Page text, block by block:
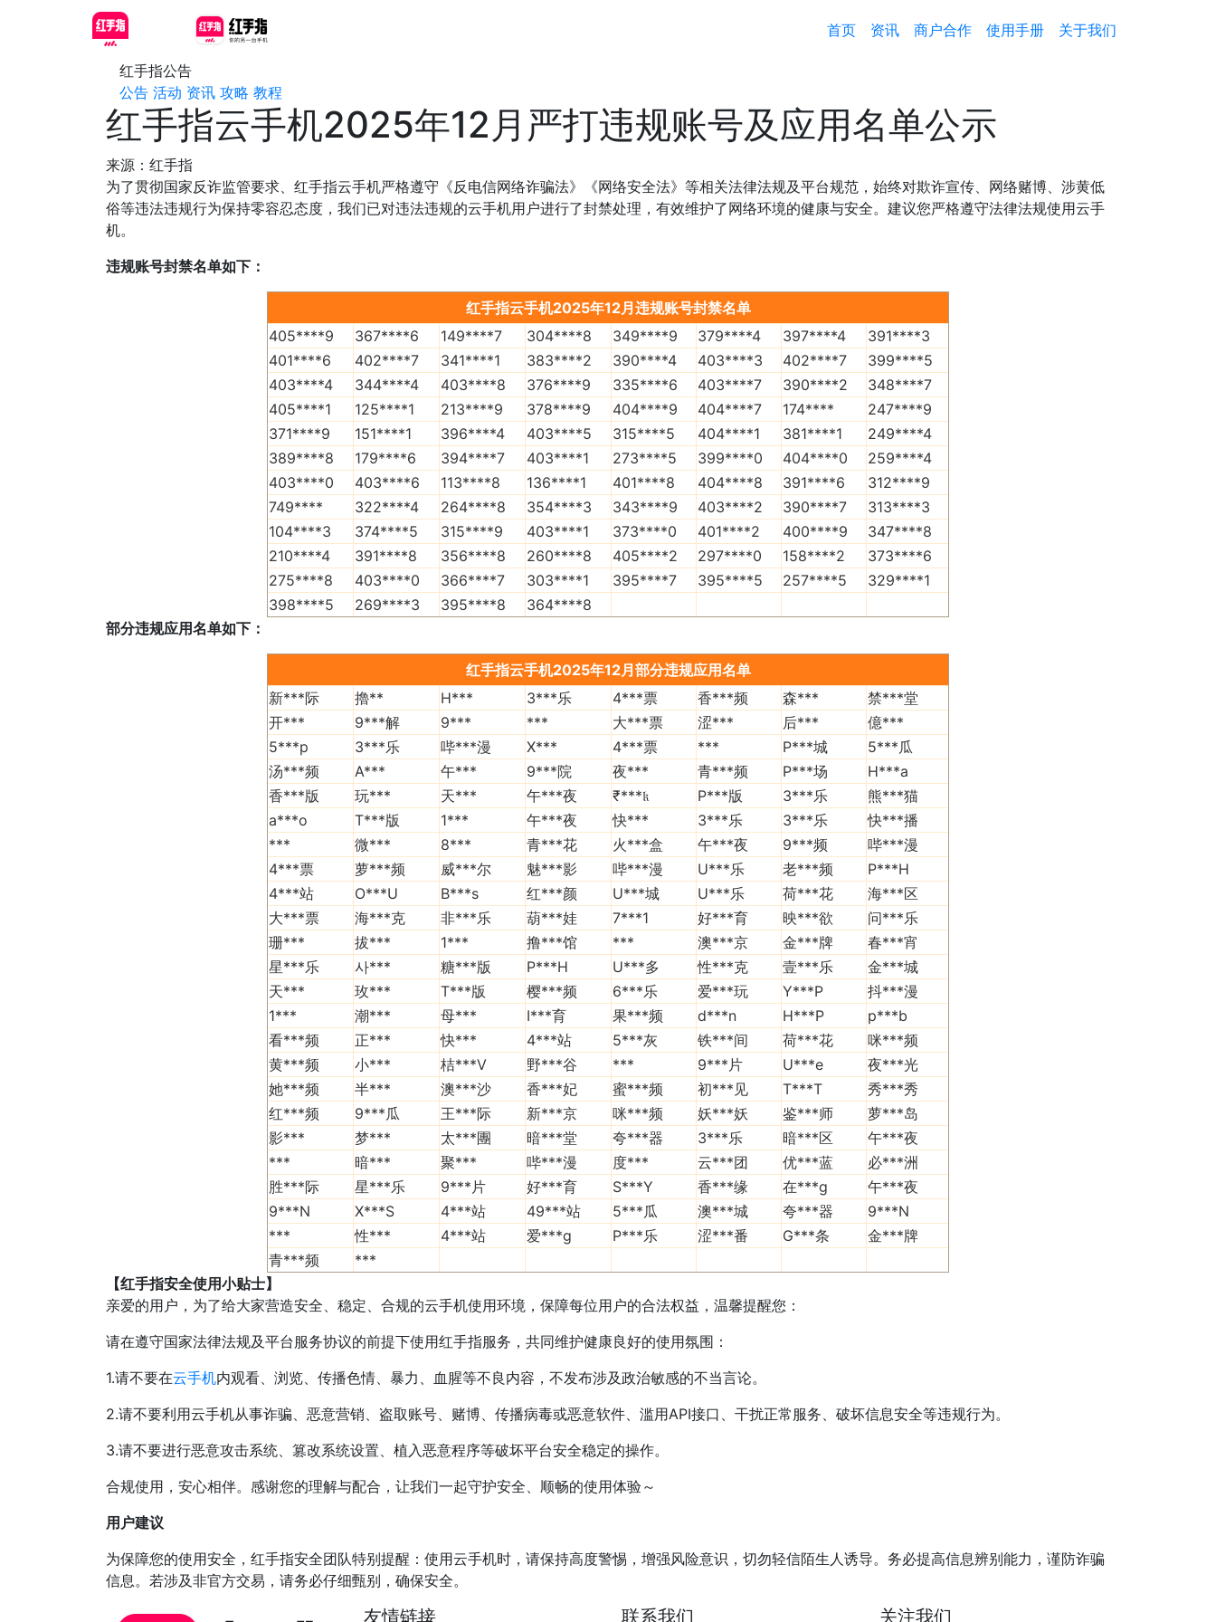
首页 资讯 商户合作 使用手册 关于我们
红手指公告
公告 活动 资讯 攻略 教程
红手指云手机2025年12月严打违规账号及应用名单公示
来源：红手指
为了贯彻国家反诈监管要求、红手指云手机严格遵守《反电信网络诈骗法》《网络安全法》等相关法律法规及平台规范，始终对欺诈宣传、网络赌博、涉黄低
俗等违法违规行为保持零容忍态度，我们已对违法违规的云手机用户进行了封禁处理，有效维护了网络环境的健康与安全。建议您严格遵守法律法规使用云手
机。
违规账号封禁名单如下：
红手指云手机2025年12月违规账号封禁名单
405****9
367****6 149****7 304****8 349****9 379****4 397****4
391****3
401****6
402****7 341****1 383****2 390****4 403****3 402****7
399****5
403****4
344****4 403****8 376****9 335****6 403****7 390****2
348****7
405****1
125****1 213****9 378****9 404****9 404****7 174****
247****9
371****9
151****1 396****4 403****5 315****5 404****1 381****1
249****4
389****8
179****6 394****7 403****1 273****5 399****0 404****0
259****4
403****0
403****6 113****8 136****1 401****8 404****8 391****6
312****9
749****
322****4 264****8 354****3 343****9 403****2 390****7
313****3
104****3
374****5 315****9 403****1 373****0 401****2 400****9
347****8
210****4
391****8 356****8 260****8 405****2 297****0 158****2
373****6
275****8
403****0 366****7 303****1 395****7 395****5 257****5
329****1
398****5
269****3 395****8
364****8
部分违规应用名单如下：
红手指云手机2025年12月部分违规应用名单
新***际
擼** H*** 3***乐 4***票 香***频 森***
禁***堂
开***
9***解 9*** *** 大***票 涩*** 后***
億***
5***p
3***乐 哔***漫 X*** 4***票 *** P***城
5***瓜
汤***频
A*** 午*** 9***院 夜*** 青***频 P***场
H***a
香***版
玩*** 天*** 午***夜 ₹***𝔨 P***版 3***乐
熊***猫
a***o
T***版 1*** 午***夜 快*** 3***乐 3***乐
快***播
***
微*** 8*** 青***花 火***盒 午***夜 9***频
哔***漫
4***票
萝***频 威***尔 魅‎***影 哔***漫 U***乐 老***频
P***H
4***站
O***U B***s 红***颜 U***城 U***乐 荷***花
海***区
大***票
海***克 非***乐 葫***娃 7***1 好***育 映***欲
问***乐
珊***
拔*** 1*** 撸***馆 *** 澳***京 金***牌
春***宵
星***乐
사*** 糖***版 P***H U***多 性***克 壹***乐
金***城
天***
玫*** T***版 樱***频 6***乐 爱***玩 Y***P
抖***漫
1***
潮*** 母*** I***育 果***频 d***n H***P
p***b
看***频
正*** 快*** 4***站 5***灰 铁***间 荷***花
咪***频
黄***频
小*** 桔***V 野***谷 *** 9***片 U***e
夜***光
她***频
半*** 澳***沙 香***妃 蜜***频 初***见 T***T
秀***秀
红***频
9***瓜 王***际 新***京 咪***频 妖***妖 鉴***师
萝***岛
影***
梦*** 太***團 暗***堂 夸***器 3***乐 暗***区
午***夜
***
暗*** 聚*** 哔***漫 度*** 云***团 优***蓝
必***洲
胜***际
星***乐 9***片 好***育 S***Y 香***缘 在***g
午***夜
9***N
X***S 4***站 49***站 5***瓜 澳***城 夸***器
9***N
***
性*** 4***站 爱***g P***乐 涩***番 G***条
金***牌
青***频
***
【红手指安全使用小贴士】
亲爱的用户，为了给大家营造安全、稳定、合规的云手机使用环境，保障每位用户的合法权益，温馨提醒您：
请在遵守国家法律法规及平台服务协议的前提下使用红手指服务，共同维护健康良好的使用氛围：
1.请不要在云手机内观看、浏览、传播色情、暴力、血腥等不良内容，不发布涉及政治敏感的不当言论。
2.请不要利用云手机从事诈骗、恶意营销、盗取账号、赌博、传播病毒或恶意软件、滥用API接口、干扰正常服务、破坏信息安全等违规行为。
3.请不要进行恶意攻击系统、篡改系统设置、植入恶意程序等破坏平台安全稳定的操作。
合规使用，安心相伴。感谢您的理解与配合，让我们一起守护安全、顺畅的使用体验～
用户建议
为保障您的使用安全，红手指安全团队特别提醒：使用云手机时，请保持高度警惕，增强风险意识，切勿轻信陌生人诱导。务必提高信息辨别能力，谨防诈骗
信息。若涉及非官方交易，请务必仔细甄别，确保安全。
友情链接 联系我们 关注我们